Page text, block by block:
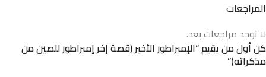
المراجعات
لا توجد مراجعات بعد.
كن أول من يقيم “الإمبراطور الأخير (قصة إخر إمبراطور للصين من
مذكراته)”